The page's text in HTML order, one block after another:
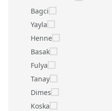
Bagci
Yayla
Henne
Basak
Fulya
Tanay
Dimes
Koska